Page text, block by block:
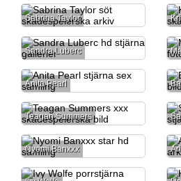
Sabrina Taylor
Sandra Luberc
Anita Pearl
Teagan Summers
Nyomi Banxxx